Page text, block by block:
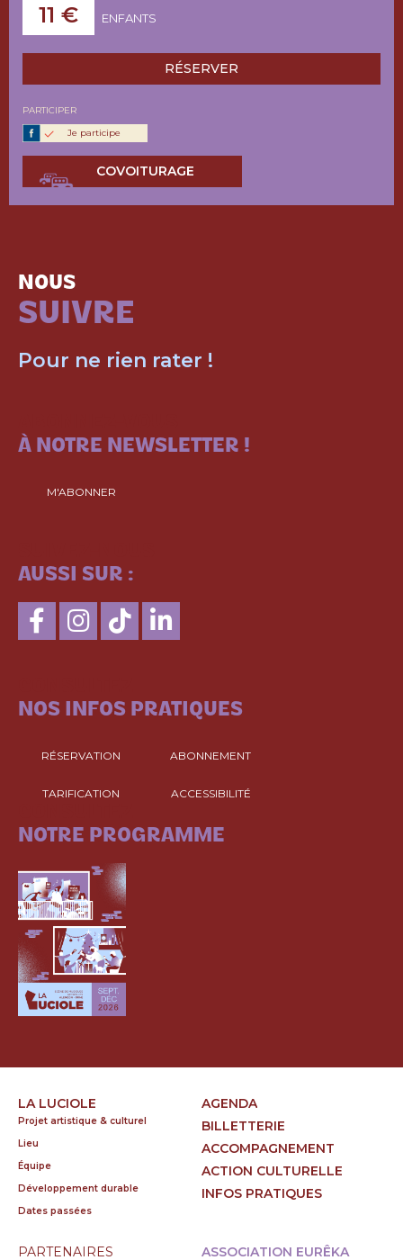
11 € ENFANTS
RÉSERVER
PARTICIPER
Je participe
COVOITURAGE
NOUS
SUIVRE
Pour ne rien rater !
À NOTRE NEWSLETTER !
M'ABONNER
AUSSI SUR :
NOS INFOS PRATIQUES
RÉSERVATION ABONNEMENT
TARIFICATION ACCESSIBILITÉ
NOTRE PROGRAMME
LA LUCIOLE
Projet artistique & culturel
Lieu
Équipe
Développement durable
Dates passées
AGENDA
BILLETTERIE
ACCOMPAGNEMENT
ACTION CULTURELLE
INFOS PRATIQUES
PARTENAIRES ASSOCIATION EURÊKA